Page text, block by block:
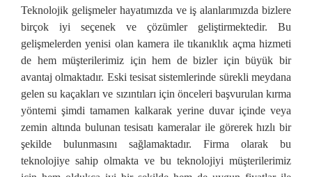
Teknolojik gelişmeler hayatımızda ve iş alanlarımızda bizlere
birçok iyi seçenek ve çözümler geliştirmektedir. Bu
gelişmelerden yenisi olan kamera ile tıkanıklık açma hizmeti
de hem müşterilerimiz için hem de bizler için büyük bir
avantaj olmaktadır. Eski tesisat sistemlerinde sürekli meydana
gelen su kaçakları ve sızıntıları için önceleri başvurulan kırma
yöntemi şimdi tamamen kalkarak yerine duvar içinde veya
zemin altında bulunan tesisatı kameralar ile görerek hızlı bir
şekilde bulunmasını sağlamaktadır. Firma olarak bu
teknolojiye sahip olmakta ve bu teknolojiyi müşterilerimiz